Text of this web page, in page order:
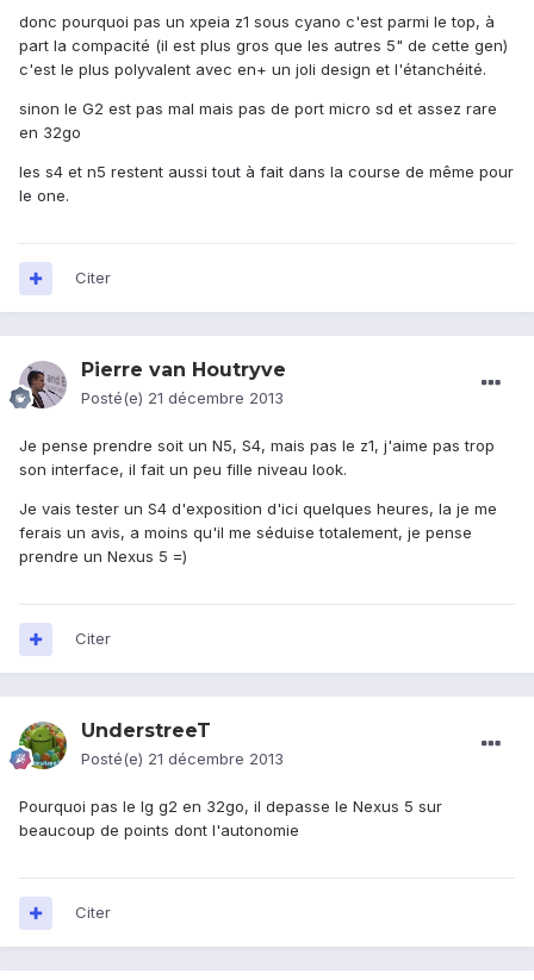
donc pourquoi pas un xpeia z1 sous cyano c'est parmi le top, à
part la compacité (il est plus gros que les autres 5" de cette gen)
c'est le plus polyvalent avec en+ un joli design et l'étanchéité.
sinon le G2 est pas mal mais pas de port micro sd et assez rare
en 32go
les s4 et n5 restent aussi tout à fait dans la course de même pour
le one.
Citer
Pierre van Houtryve
Posté(e) 21 décembre 2013
Je pense prendre soit un N5, S4, mais pas le z1, j'aime pas trop
son interface, il fait un peu fille niveau look.
Je vais tester un S4 d'exposition d'ici quelques heures, la je me
ferais un avis, a moins qu'il me séduise totalement, je pense
prendre un Nexus 5 =)
Citer
UnderstreeT
Posté(e) 21 décembre 2013
Pourquoi pas le lg g2 en 32go, il depasse le Nexus 5 sur
beaucoup de points dont l'autonomie
Citer